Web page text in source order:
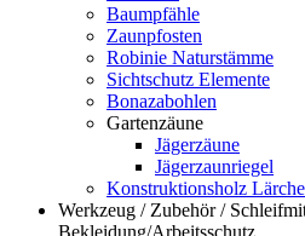
Baumpfähle
Zaunpfosten
Robinie Naturstämme
Sichtschutz Elemente
Bonazabohlen
Gartenzäune
Jägerzäune
Jägerzaunriegel
Konstruktionsholz Lärche
Werkzeug / Zubehör /
Bekleidung/Arbeitsschutz